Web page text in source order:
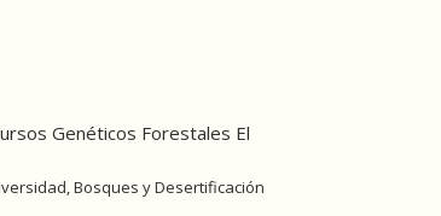
Genéticos Forestales El
Bosques y Desertificación